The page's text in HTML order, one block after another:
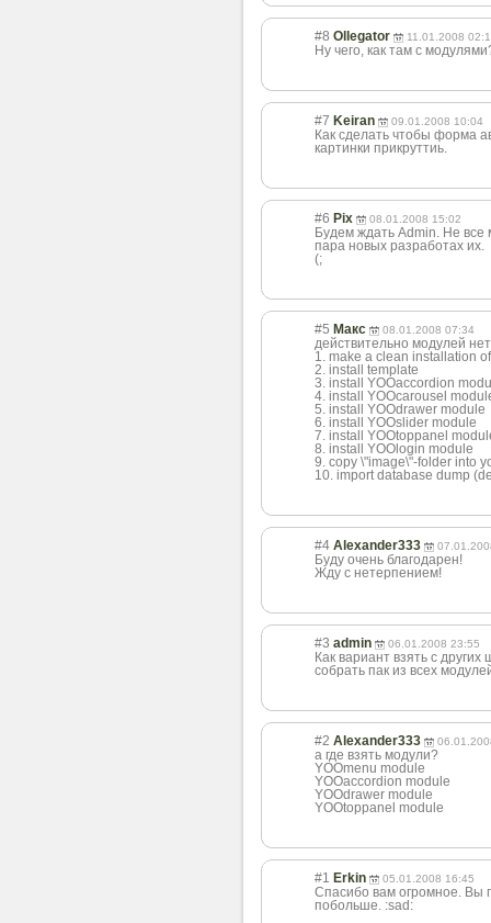
#8 Ollegator 11.01.2008
Ну чего, как там с
#7 Keiran 09.01.2008 10:04
Как сделать чтобы форма
картинки прикруттиь.
#6 Pix 08.01.2008 15:02
Будем ждать Admin. Не
пара новых разработах их.
(;
#5 Макс 08.01.2008 07:34
действительно модулей нет
1. make a clean installation
2. install template
3. install YOOaccordion
4. install YOOcarousel
5. install YOOdrawer module
6. install YOOslider module
7. install YOOtoppanel
8. install YOOlogin module
9. copy \"image\"-folder into
10. import database dump
#4 Alexander333
Буду очень благодарен!
Жду с нетерпением!
#3 admin 06.01.2008 23:55
Как вариант взять с
собрать пак из всех
#2 Alexander333
а где взять модули?
YOOmenu module
YOOaccordion module
YOOdrawer module
YOOtoppanel module
#1 Erkin 05.01.2008 16:45
Спасибо вам огромное. Вы
побольше. :sad: